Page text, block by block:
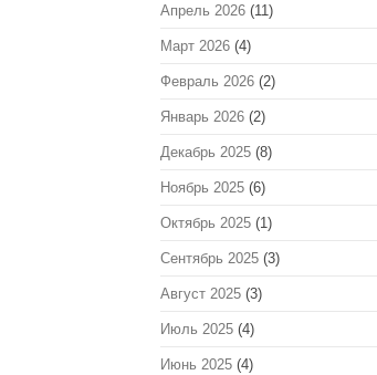
Апрель 2026 (11)
Март 2026 (4)
Февраль 2026 (2)
Январь 2026 (2)
Декабрь 2025 (8)
Ноябрь 2025 (6)
Октябрь 2025 (1)
Сентябрь 2025 (3)
Август 2025 (3)
Июль 2025 (4)
Июнь 2025 (4)